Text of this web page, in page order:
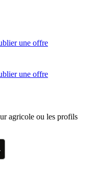
une offre
une offre
agricole ou les profils